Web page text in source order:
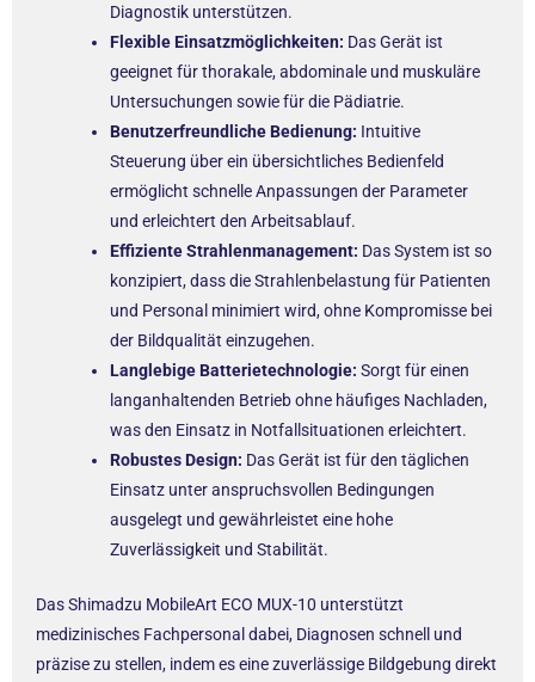
Diagnostik unterstützen.
Flexible Einsatzmöglichkeiten: Das Gerät ist
geeignet für thorakale, abdominale und muskuläre
Untersuchungen sowie für die Pädiatrie.
Benutzerfreundliche Bedienung: Intuitive
Steuerung über ein übersichtliches Bedienfeld
ermöglicht schnelle Anpassungen der Parameter
und erleichtert den Arbeitsablauf.
Effiziente Strahlenmanagement: Das System ist so
konzipiert, dass die Strahlenbelastung für Patienten
und Personal minimiert wird, ohne Kompromisse bei
der Bildqualität einzugehen.
Langlebige Batterietechnologie: Sorgt für einen
langanhaltenden Betrieb ohne häufiges Nachladen,
was den Einsatz in Notfallsituationen erleichtert.
Robustes Design: Das Gerät ist für den täglichen
Einsatz unter anspruchsvollen Bedingungen
ausgelegt und gewährleistet eine hohe
Zuverlässigkeit und Stabilität.
Das Shimadzu MobileArt ECO MUX-10 unterstützt
medizinisches Fachpersonal dabei, Diagnosen schnell und
präzise zu stellen, indem es eine zuverlässige Bildgebung direkt